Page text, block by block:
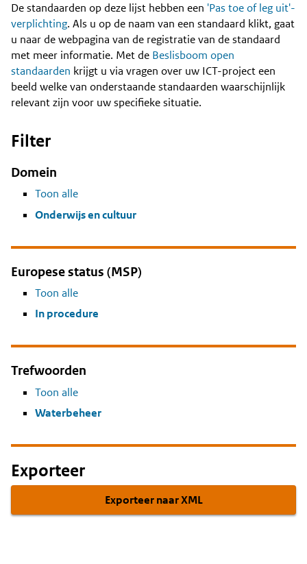
Content
De standaarden op deze lijst hebben een 'Pas toe of leg uit'-
verplichting. Als u op de naam van een standaard klikt, gaat
u naar de webpagina van de registratie van de standaard
met meer informatie. Met de Beslisboom open
standaarden krijgt u via vragen over uw ICT-project een
beeld welke van onderstaande standaarden waarschijnlijk
relevant zijn voor uw specifieke situatie.
Filter
Domein
Toon alle
Onderwijs en cultuur
Europese status (MSP)
Toon alle
In procedure
Trefwoorden
Toon alle
Waterbeheer
Exporteer
Exporteer naar XML